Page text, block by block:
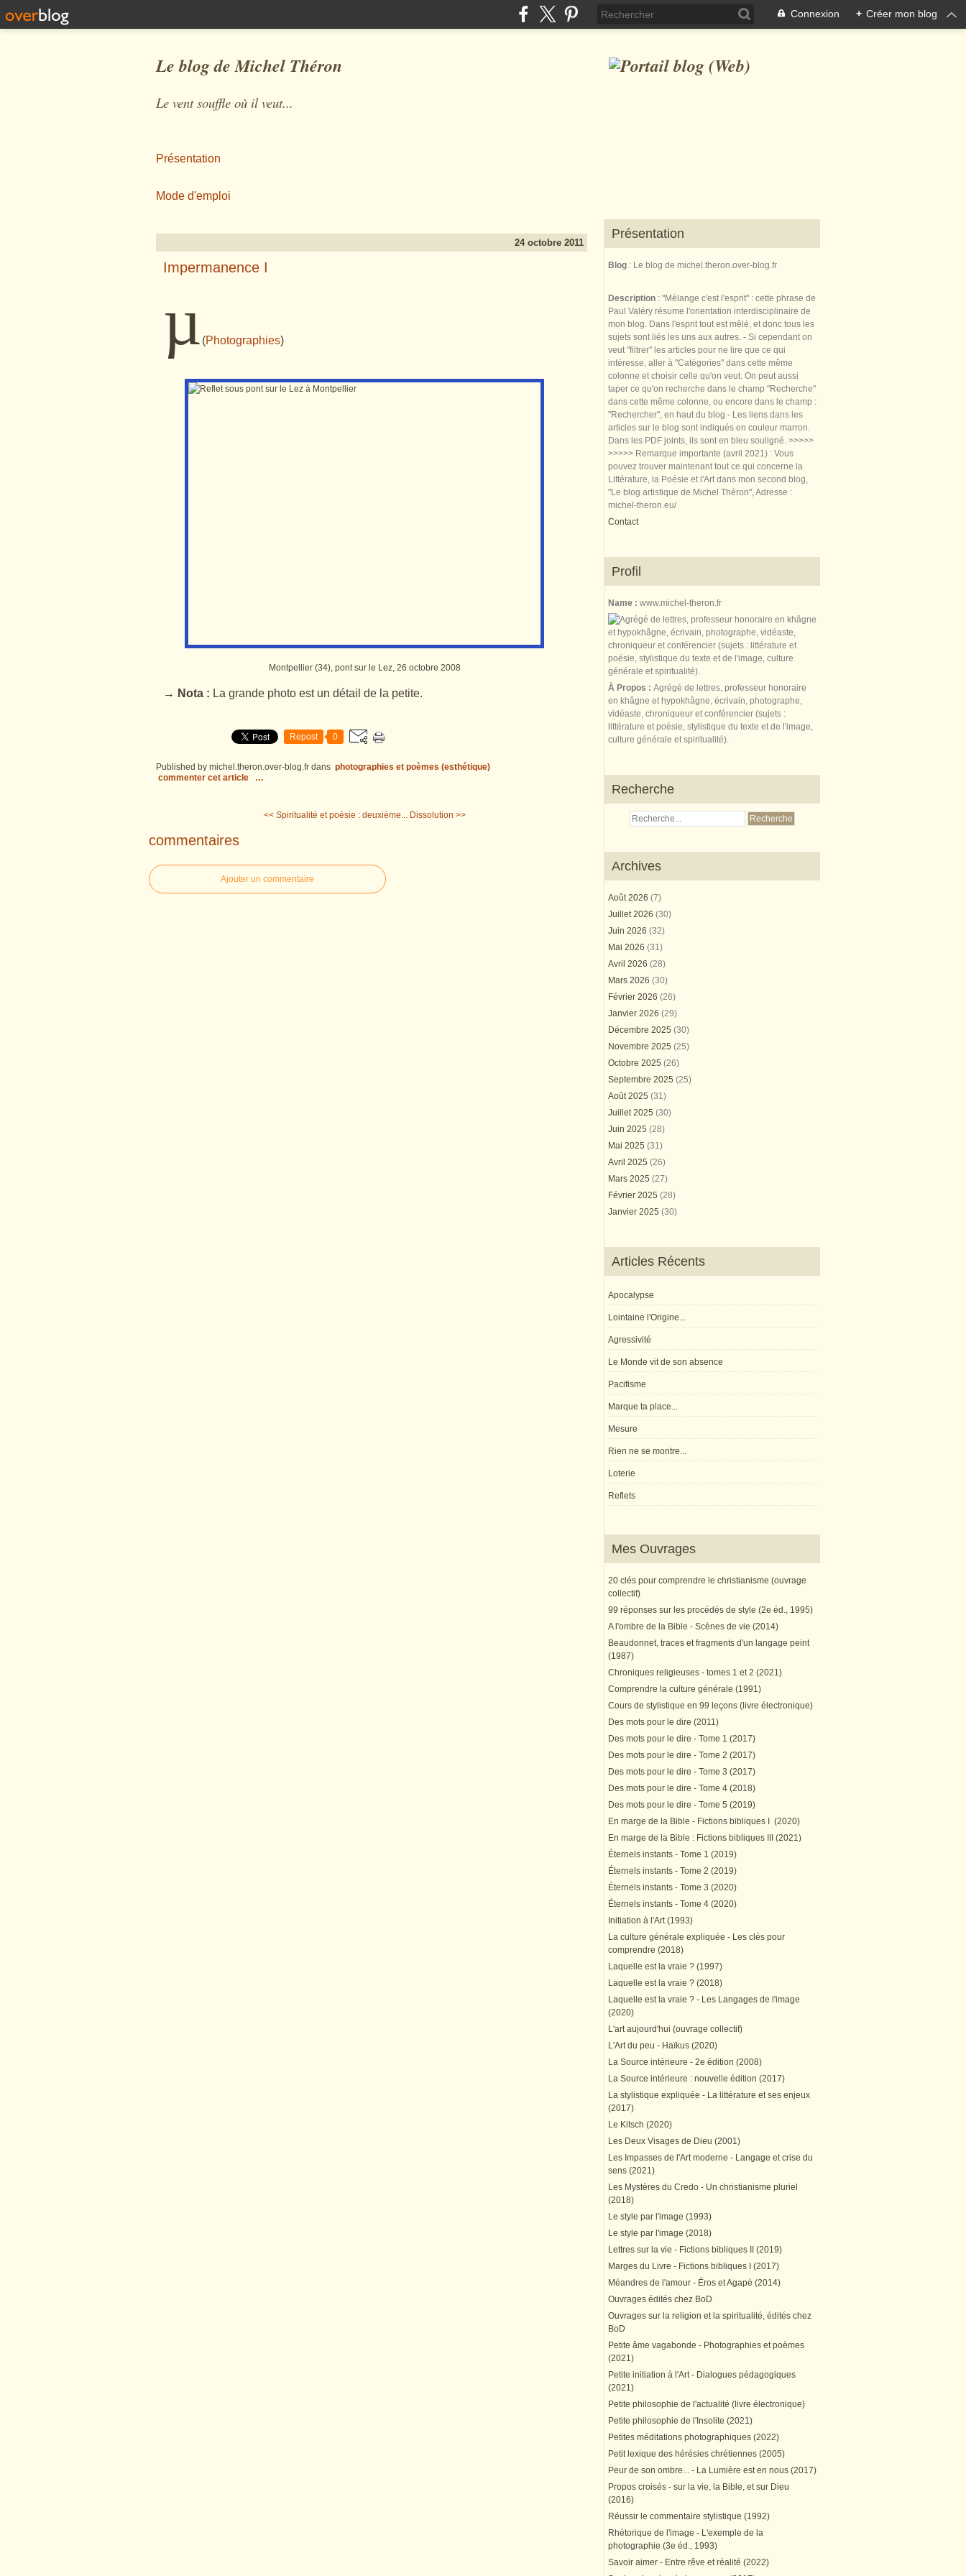
Connexion + Créer mon blog
Le blog de Michel Théron
Le vent souffle où il veut...
Présentation
Mode d'emploi
24 octobre 2011
Impermanence I
µ (Photographies)
Montpellier (34), pont sur le Lez, 26 octobre 2008
→ Nota : La grande photo est un détail de la petite.
Repost 0
Published by michel.theron.over-blog.fr dans photographies et poèmes (esthétique)
commenter cet article
…
<< Spiritualité et poésie : deuxième... Dissolution >>
commentaires
Ajouter un commentaire
Présentation
Blog : Le blog de michel.theron.over-blog.fr
Description : "Mélange c'est l'esprit" : cette phrase de
Paul Valéry résume l'orientation interdisciplinaire de
mon blog. Dans l'esprit tout est mêlé, et donc tous les
sujets sont liés les uns aux autres. - Si cependant on
veut "filtrer" les articles pour ne lire que ce qui
intéresse, aller à "Catégories" dans cette même
colonne et choisir celle qu'on veut. On peut aussi
taper ce qu'on recherche dans le champ "Recherche"
dans cette même colonne, ou encore dans le champ :
"Rechercher", en haut du blog - Les liens dans les
articles sur le blog sont indiqués en couleur marron.
Dans les PDF joints, ils sont en bleu souligné. >>>>>
>>>>> Remarque importante (avril 2021) : Vous
pouvez trouver maintenant tout ce qui concerne la
Littérature, la Poésie et l'Art dans mon second blog,
"Le blog artistique de Michel Théron", Adresse :
michel-theron.eu/
Contact
Profil
Name : www.michel-theron.fr
À Propos : Agrégé de lettres, professeur honoraire
en khâgne et hypokhâgne, écrivain, photographe,
vidéaste, chroniqueur et conférencier (sujets :
littérature et poésie, stylistique du texte et de l'image,
culture générale et spiritualité).
Recherche
Archives
Août 2026 (7)
Juillet 2026 (30)
Juin 2026 (32)
Mai 2026 (31)
Avril 2026 (28)
Mars 2026 (30)
Février 2026 (26)
Janvier 2026 (29)
Décembre 2025 (30)
Novembre 2025 (25)
Octobre 2025 (26)
Septembre 2025 (25)
Août 2025 (31)
Juillet 2025 (30)
Juin 2025 (28)
Mai 2025 (31)
Avril 2025 (26)
Mars 2025 (27)
Février 2025 (28)
Janvier 2025 (30)
Articles Récents
Apocalypse
Lointaine l'Origine...
Agressivité
Le Monde vit de son absence
Pacifisme
Marque ta place...
Mesure
Rien ne se montre...
Loterie
Reflets
Mes Ouvrages
20 clés pour comprendre le christianisme (ouvrage
collectif)
99 réponses sur les procédés de style (2e éd., 1995)
A l'ombre de la Bible - Scènes de vie (2014)
Beaudonnet, traces et fragments d'un langage peint
(1987)
Chroniques religieuses - tomes 1 et 2 (2021)
Comprendre la culture générale (1991)
Cours de stylistique en 99 leçons (livre électronique)
Des mots pour le dire (2011)
Des mots pour le dire - Tome 1 (2017)
Des mots pour le dire - Tome 2 (2017)
Des mots pour le dire - Tome 3 (2017)
Des mots pour le dire - Tome 4 (2018)
Des mots pour le dire - Tome 5 (2019)
En marge de la Bible - Fictions bibliques I (2020)
En marge de la Bible : Fictions bibliques III (2021)
Éternels instants - Tome 1 (2019)
Éternels instants - Tome 2 (2019)
Éternels instants - Tome 3 (2020)
Éternels instants - Tome 4 (2020)
Initiation à l'Art (1993)
La culture générale expliquée - Les clés pour
comprendre (2018)
Laquelle est la vraie ? (1997)
Laquelle est la vraie ? (2018)
Laquelle est la vraie ? - Les Langages de l'image
(2020)
L'art aujourd'hui (ouvrage collectif)
L'Art du peu - Haïkus (2020)
La Source intérieure - 2e édition (2008)
La Source intérieure : nouvelle édition (2017)
La stylistique expliquée - La littérature et ses enjeux
(2017)
Le Kitsch (2020)
Les Deux Visages de Dieu (2001)
Les Impasses de l'Art moderne - Langage et crise du
sens (2021)
Les Mystères du Credo - Un christianisme pluriel
(2018)
Le style par l'image (1993)
Le style par l'image (2018)
Lettres sur la vie - Fictions bibliques II (2019)
Marges du Livre - Fictions bibliques I (2017)
Méandres de l'amour - Éros et Agapè (2014)
Ouvrages édités chez BoD
Ouvrages sur la religion et la spiritualité, édités chez
BoD
Petite âme vagabonde - Photographies et poèmes
(2021)
Petite initiation à l'Art - Dialogues pédagogiques
(2021)
Petite philosophie de l'actualité (livre électronique)
Petite philosophie de l'Insolite (2021)
Petites méditations photographiques (2022)
Petit lexique des hérésies chrétiennes (2005)
Peur de son ombre... - La Lumière est en nous (2017)
Propos croisés - sur la vie, la Bible, et sur Dieu
(2016)
Réussir le commentaire stylistique (1992)
Rhétorique de l'image - L'exemple de la
photographie (3e éd., 1993)
Savoir aimer - Entre rêve et réalité (2022)